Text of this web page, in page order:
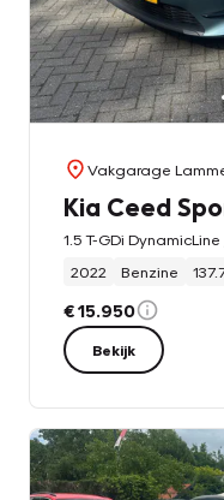
Vakgarage
Kia Ceed
1.5 T-GDi
2022
Benzine
€ 15.950
Bekijk